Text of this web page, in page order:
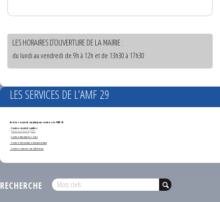
LES HORAIRES D'OUVERTURE DE LA MAIRIE :
du lundi au vendredi de 9h à 12h et de 13h30 à 17h30
LES SERVICES DE L’AMF 29
Accédez en un clic aux principaux services de l'AMF 29 :
- Services marchés publics :
*Annonces de marchés publics
-Service formation des élus
- Service Orientation et documentation
- Services ouverts aux adhérents
RECHERCHE